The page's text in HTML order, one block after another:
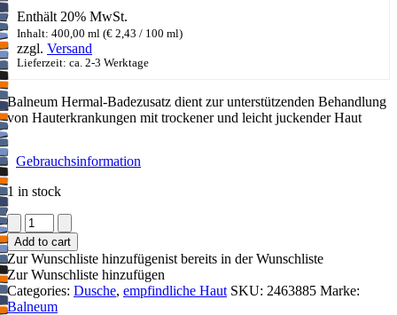
Enthält 20% MwSt.
Inhalt: 400,00 ml (€ 2,43 / 100 ml)
zzgl. Versand
Lieferzeit: ca. 2-3 Werktage
Balneum Hermal-Badezusatz dient zur unterstützenden Behandlung
von Hauterkrankungen mit trockener und leicht juckender Haut
Gebrauchsinformation
1 in stock
Balneum
Hermal-
Badezusatz
quantity
Add to cart
Zur Wunschliste hinzufügenist bereits in der Wunschliste
Zur Wunschliste hinzufügen
Categories: Dusche, empfindliche Haut SKU: 2463885 Marke:
Balneum